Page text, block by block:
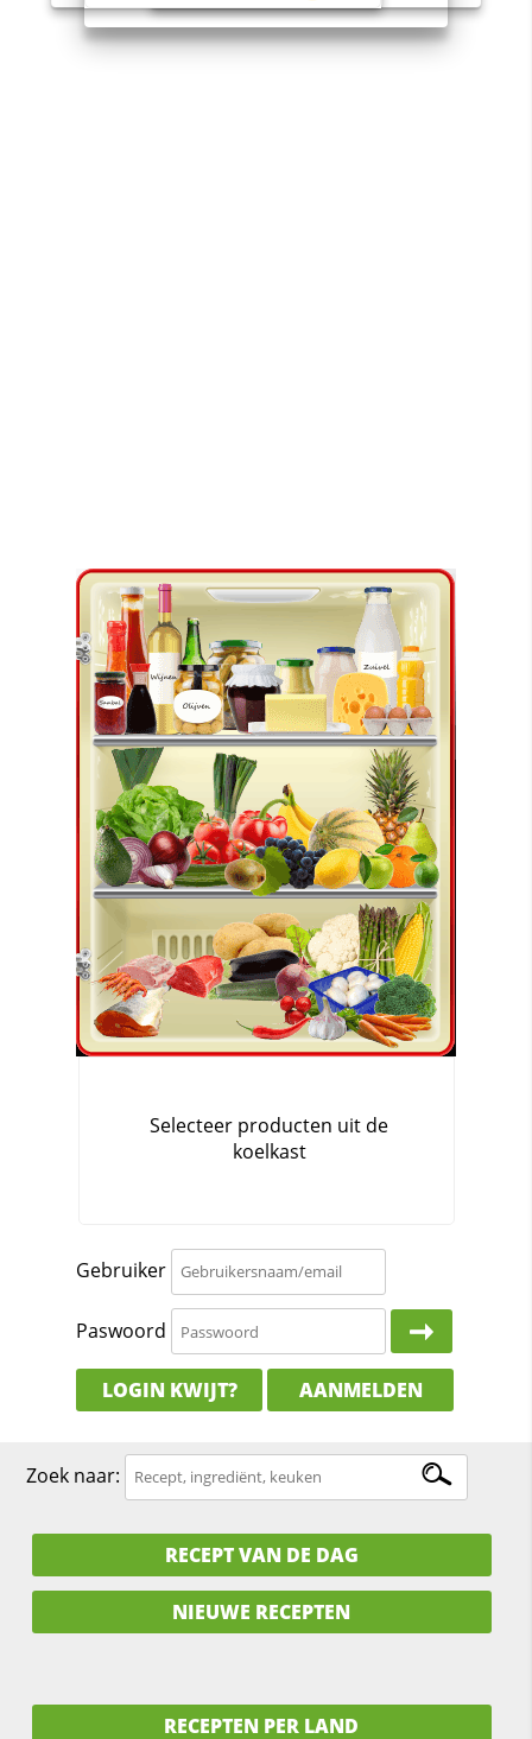
Gebruiker
Paswoord
LOGIN KWIJT? AANMELDEN
Zoek naar:
RECEPT VAN DE DAG
NIEUWE RECEPTEN
RECEPTEN PER LAND